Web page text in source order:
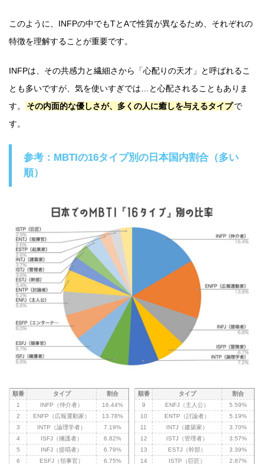
このように、INFPの中でもTとAで性質が異なるため、それぞれの
特徴を理解することが重要です。
INFPは、その共感力と繊細さから「心配りの天才」と呼ばれるこ
とも多いですが、気を使いすぎでは…と心配されることもありま
す。
その内面的な優しさが、多くの人に癒しを与えるタイプで
す。
参考：MBTIの16タイプ別の日本国内割合（多い
順）
順番 タイプ
割合
1
INFP（仲介者）
16.44%
2
ENFP（広報運動家）
13.78%
3
INTP（論理学者）
7.19%
4
ISFJ（擁護者）
6.82%
5
INFJ（提唱者）
6.79%
6
ESFJ（領事官） 6.75%
順番 タイプ
割合
9
ENFJ（主人公）
5.59%
10
ENTP（討論者）
5.19%
11
INTJ（建築家）
3.70%
12
ISTJ（管理者）
3.57%
13
ESTJ（幹部）
3.39%
14
ISTP（巨匠） 2.87%